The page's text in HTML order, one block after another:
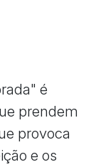
é
prendem
provoca
e os